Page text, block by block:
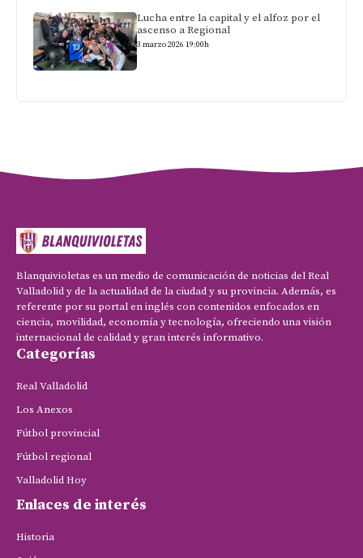
Lucha entre la capital y el alfoz por el
ascenso a Regional
3 marzo 2026 19:00h
Blanquivioletas es un medio de comunicación de noticias del Real
Valladolid y de la actualidad de la ciudad y su provincia. Además, es
referente por su portal en inglés con contenidos enfocados en
ciencia, movilidad, economía y tecnología, ofreciendo una visión
internacional de calidad y gran interés informativo.
Categorías
Real Valladolid
Los Anexos
Fútbol provincial
Fútbol regional
Valladolid Hoy
Enlaces de interés
Historia